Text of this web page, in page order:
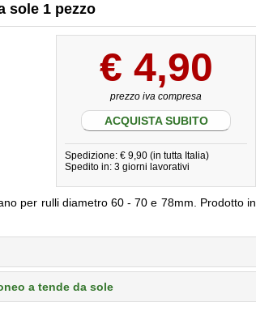
sole 1 pezzo
€ 4,90
prezzo iva compresa
ACQUISTA SUBITO
Spedizione: € 9,90 (in tutta Italia)
Spedito in: 3 giorni lavorativi
per rulli diametro 60 - 70 e 78mm. Prodotto in
a tende da sole